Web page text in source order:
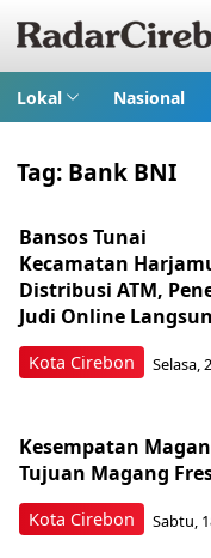
Lokal Nasional
Tag: Bank BNI
Kota Cirebon
Bansos Tunai
Kecamatan
Distribusi ATM,
Judi Online
Selasa,
Kota Cirebon
Kesempatan
Tujuan Magang
Sabtu,